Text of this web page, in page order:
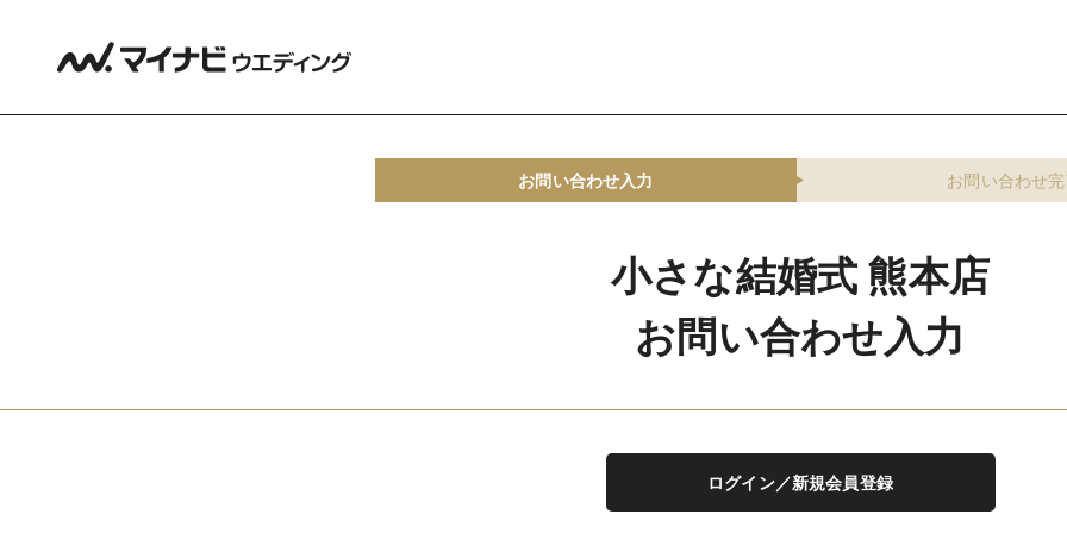
お問い合わせ入力 お問い合わせ
小さな結婚式 熊本店
お問い合わせ入力
ログイン／新規会員登録